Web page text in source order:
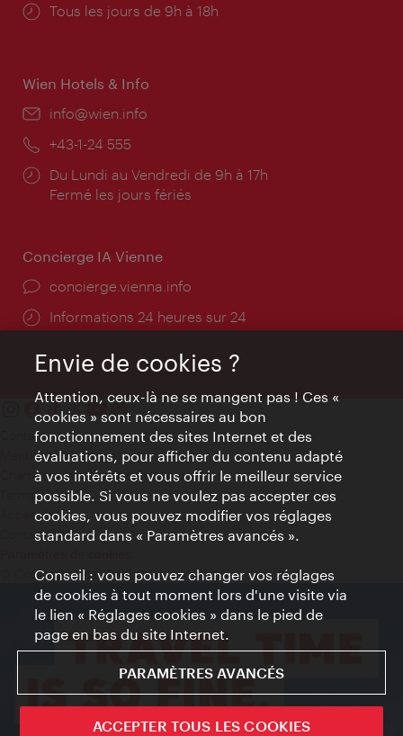
Horaires
Tous les jours de 9h à 18h
Wien Hotels & Info
E-
info@wien.info
Téléphone:
+43-1-24 555
Horaires
d'ouverture:
Du Lundi au Vendredi de 9h à 17h
Fermé les jours fériés
Concierge IA Vienne
Ort:
concierge.vienna.info
Öffnungszeiten:
Informations 24 heures sur 24
Contact
Mentions obligatoires
Charte sur le respect de la vie privée
Terms of Use
Accessibilité
Contact presse
© Copyright WienTourismus
Envie de cookies ?
Attention, ceux-là ne se mangent pas ! Ces «
cookies » sont nécessaires au bon
fonctionnement des sites Internet et des
évaluations, pour afficher du contenu adapté
à vos intérêts et vous offrir le meilleur service
possible. Si vous ne voulez pas accepter ces
cookies, vous pouvez modifier vos réglages
standard dans « Paramètres avancés ».
Conseil : vous pouvez changer vos réglages
de cookies à tout moment lors d'une visite via
le lien « Réglages cookies » dans le pied de
page en bas du site Internet.
PARAMÈTRES AVANCÉS
ACCEPTER TOUS LES COOKIES